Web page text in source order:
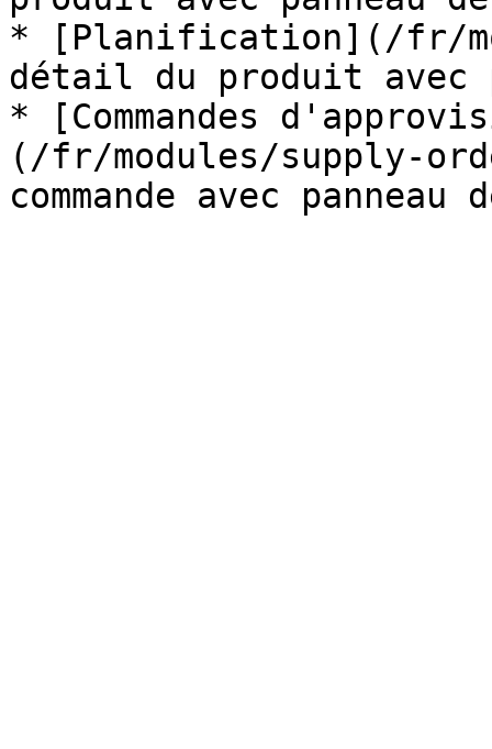
* [Planification](/fr/
détail du produit avec
* [Commandes
(/fr/modules/supply-